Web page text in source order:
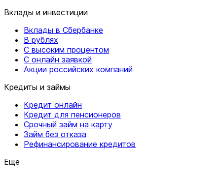
Вклады и инвестиции
Вклады в Сбербанке
В рублях
С высоким процентом
С онлайн заявкой
Акции российских компаний
Кредиты и займы
Кредит онлайн
Кредит для пенсионеров
Срочный займ на карту
Займ без отказа
Рефинансирование кредитов
Еще